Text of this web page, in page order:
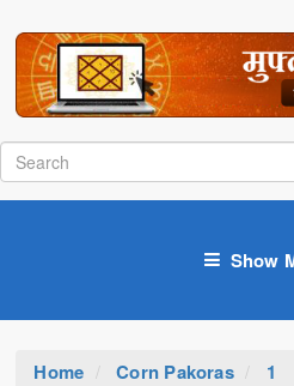
Show
Home Corn Pakoras 1